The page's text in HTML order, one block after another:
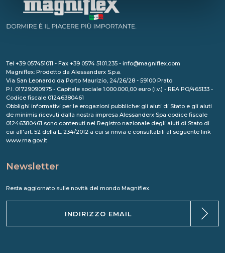
Tel +39 057451011 - Fax +39 0574 5101.235 - info@magniflex.com
Magniflex: Prodotto da Alessanderx S.p.a.
Via San Leonardo da Porto Maurizio, 24/26/28 - 59100 Prato
P.I. 01729090975 - Capitale sociale 1.000.000,00 euro (i.v.) - REA PO/465133 -
Codice fiscale 01246380461
Obblighi informativi per le erogazioni pubbliche: gli aiuti di Stato e gli aiuti
de minimis ricevuti dalla nostra impresa Alessanderx Spa codice fiscale
01246380461 sono contenuti nel Registro nazionale degli aiuti di Stato di
cui all'art. 52 della L. 234/2012 a cui si rinvia e consultabili al seguente link
www.rna.gov.it
Newsletter
Resta aggiornato sulle novità del mondo Magniflex.